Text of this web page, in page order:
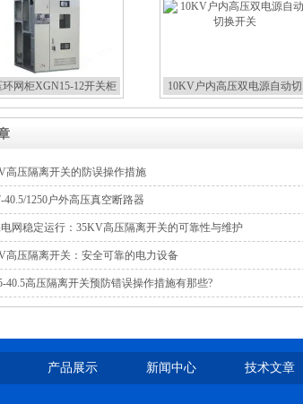
环网柜XGN15-12开关柜
10KV户内高压双电源自动切
高压隔离开关的防误操作措施
40.5/1250户外高压真空断路器
网稳定运行：35KV高压隔离开关的可靠性与维护
高压隔离开关：安全可靠的电力设备
40.5高压隔离开关预防错误操作措施有那些?
产品展示 新闻中心 技术文章